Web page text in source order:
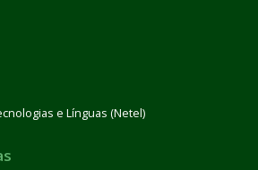
e Línguas (Netel)